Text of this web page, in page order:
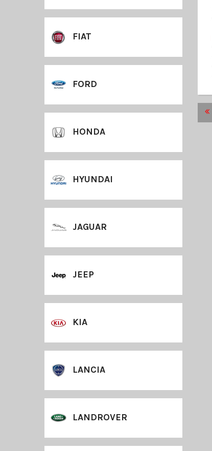
FIAT
FORD
HONDA
HYUNDAI
JAGUAR
JEEP
KIA
LANCIA
LANDROVER